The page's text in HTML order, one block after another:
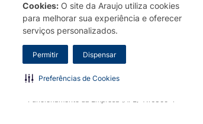
Cookies: O site da Araujo utiliza cookies
para melhorar sua experiência e oferecer
serviços personalizados.
Permitir Dispensar
Preferências de Cookies
Termo de Uso Portal da Privacidade Covid-19
A Drogaria Araujo S/A informa que o seu site
marca. Para sua segurança recomendamos que
Araujo S.A. Em caso de dúvidas, gentileza entrar
Razão Social: Drogaria Araujo S.A | CNPJ:
0300.313.1010 e (31) 3270-5000 Horário de
10.965 | Yasmin Silva Alvarenga – CRF 52.584 -
Funcionamento da Empresa (AFE): 7.16355-1